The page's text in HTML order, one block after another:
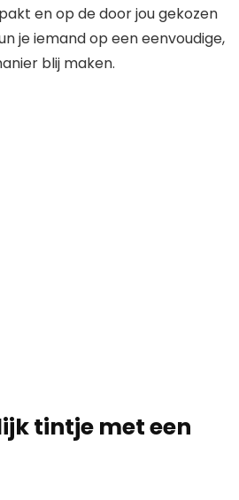
en op de door jou gekozen
je iemand op een eenvoudige,
blij maken.
tintje met een